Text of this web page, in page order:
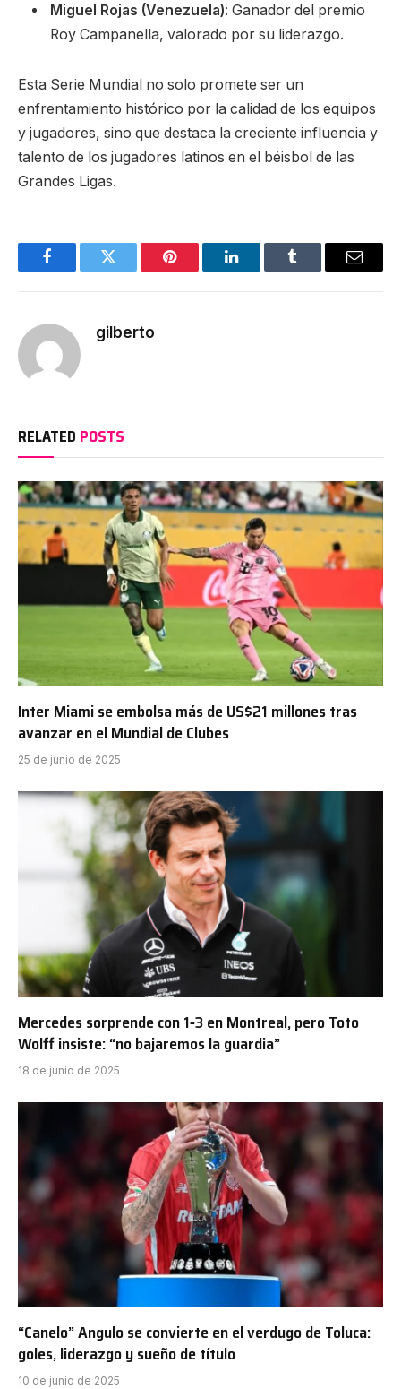
Miguel Rojas (Venezuela): Ganador del premio
Roy Campanella, valorado por su liderazgo.
Esta Serie Mundial no solo promete ser un
enfrentamiento histórico por la calidad de los equipos
y jugadores, sino que destaca la creciente influencia y
talento de los jugadores latinos en el béisbol de las
Grandes Ligas.
FacebookTwitter Pinterest LinkedInTumblr Email
gilberto
RELATED POSTS
Inter Miami se embolsa más de US$21 millones tras
avanzar en el Mundial de Clubes
25 de junio de 2025
Mercedes sorprende con 1‑3 en Montreal, pero Toto
Wolff insiste: “no bajaremos la guardia”
18 de junio de 2025
“Canelo” Angulo se convierte en el verdugo de Toluca:
goles, liderazgo y sueño de título
10 de junio de 2025